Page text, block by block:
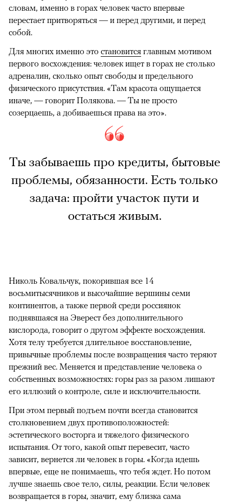
словам, именно в горах человек часто впервые
перестает притворяться — и перед другими, и перед
собой.
Для многих именно это становится главным мотивом
первого восхождения: человек ищет в горах не столько
адреналин, сколько опыт свободы и предельного
физического присутствия. «Там красота ощущается
иначе, — говорит Полякова. — Ты не просто
созерцаешь, а добиваешься права на это».
Ты забываешь про кредиты, бытовые
проблемы, обязанности. Есть только
задача: пройти участок пути и
остаться живым.
Николь Ковальчук, покорившая все 14
восьмитысячников и высочайшие вершины семи
континентов, а также первой среди россиянок
поднявшаяся на Эверест без дополнительного
кислорода, говорит о другом эффекте восхождения.
Хотя телу требуется длительное восстановление,
привычные проблемы после возвращения часто теряют
прежний вес. Меняется и представление человека о
собственных возможностях: горы раз за разом лишают
его иллюзий о контроле, силе и исключительности.
При этом первый подъем почти всегда становится
столкновением двух противоположностей:
эстетического восторга и тяжелого физического
испытания. От того, какой опыт перевесит, часто
зависит, вернется ли человек в горы. «Когда идешь
впервые, еще не понимаешь, что тебя ждет. Но потом
лучше знаешь свое тело, силы, реакции. Если человек
возвращается в горы, значит, ему близка сама